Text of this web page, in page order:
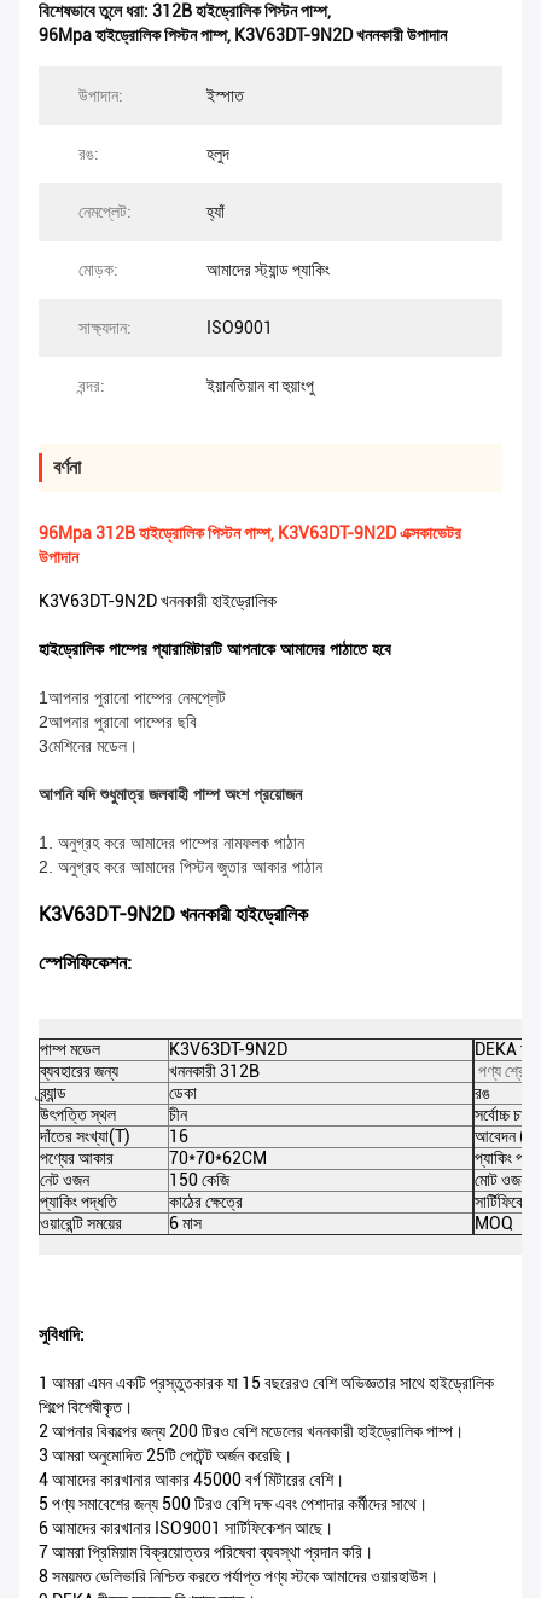
বিশেষভাবে তুলে ধরা: 312B হাইড্রোলিক পিস্টন পাম্প,
96Mpa হাইড্রোলিক পিস্টন পাম্প, K3V63DT-9N2D খননকারী উপাদান
উপাদান: ইস্পাত
রঙ: হলুদ
নেমপ্লেট: হ্যাঁ
মোড়ক: আমাদের স্ট্যান্ড প্যাকিং
সাক্ষ্যদান: ISO9001
বন্দর: ইয়ানতিয়ান বা হুয়াংপু
বর্ণনা
96Mpa 312B হাইড্রোলিক পিস্টন পাম্প, K3V63DT-9N2D এক্সকাভেটর
উপাদান
K3V63DT-9N2D খননকারী হাইড্রোলিক
হাইড্রোলিক পাম্পের প্যারামিটারটি আপনাকে আমাদের পাঠাতে হবে
1আপনার পুরানো পাম্পের নেমপ্লেট
2আপনার পুরানো পাম্পের ছবি
3মেশিনের মডেল।
আপনি যদি শুধুমাত্র জলবাহী পাম্প অংশ প্রয়োজন
1. অনুগ্রহ করে আমাদের পাম্পের নামফলক পাঠান
2. অনুগ্রহ করে আমাদের পিস্টন জুতার আকার পাঠান
K3V63DT-9N2D খননকারী হাইড্রোলিক
স্পেসিফিকেশন:
পাম্প মডেল
K3V63DT-9N2D
ব্যবহারের জন্য
খননকারী 312B
ব্র্যান্ড
ডেকা
উৎপত্তি স্থল
চীন
দাঁতের সংখ্যা(T)
16
পণ্যের আকার
70*70*62CM
নেট ওজন
150 কেজি
প্যাকিং পদ্ধতি
কাঠের ক্ষেত্রে
ওয়ারেন্টি সময়ের
6 মাস
DEKA
পণ্য শ্রেণী
রঙ
সর্বোচ্চ
আবেদন
প্যাকিং
মোট ওজন
সার্টিফিকেশন
MOQ
সুবিধাদি:
1 আমরা এমন একটি প্রস্তুতকারক যা 15 বছরেরও বেশি অভিজ্ঞতার সাথে হাইড্রোলিক
শিল্পে বিশেষীকৃত।
2 আপনার বিকল্পের জন্য 200 টিরও বেশি মডেলের খননকারী হাইড্রোলিক পাম্প।
3 আমরা অনুমোদিত 25টি পেটেন্ট অর্জন করেছি।
4 আমাদের কারখানার আকার 45000 বর্গ মিটারের বেশি।
5 পণ্য সমাবেশের জন্য 500 টিরও বেশি দক্ষ এবং পেশাদার কর্মীদের সাথে।
6 আমাদের কারখানার ISO9001 সার্টিফিকেশন আছে।
7 আমরা প্রিমিয়াম বিক্রয়োত্তর পরিষেবা ব্যবস্থা প্রদান করি।
8 সময়মত ডেলিভারি নিশ্চিত করতে পর্যাপ্ত পণ্য স্টকে আমাদের ওয়ারহাউস।